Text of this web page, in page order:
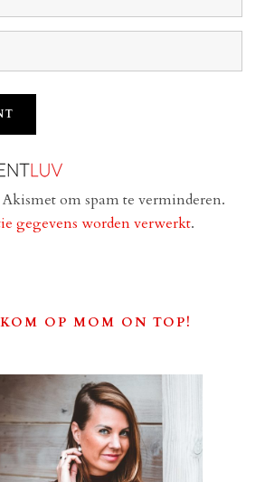
om spam te verminderen.
gegevens worden verwerkt.
OP MOM ON TOP!